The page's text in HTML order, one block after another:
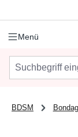
Zum Hauptinhalt
Menü
BDSM